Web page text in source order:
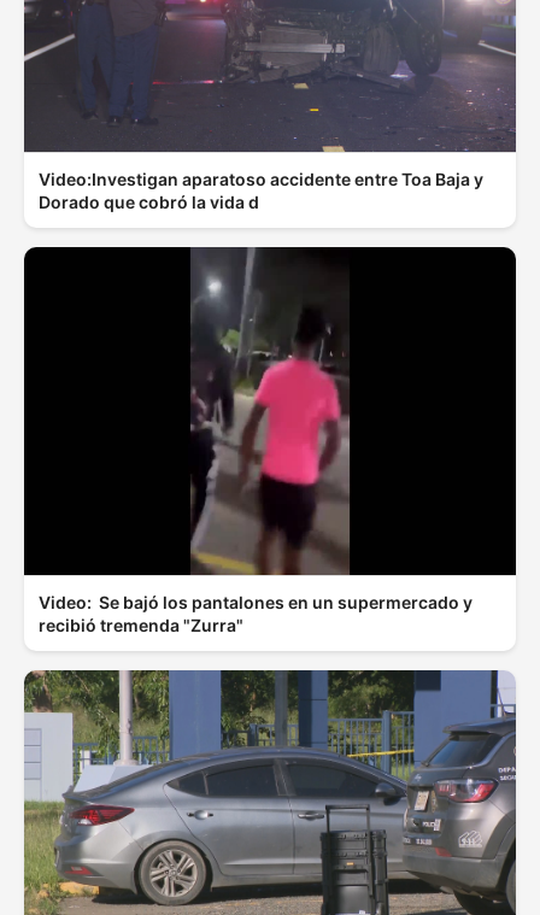
Video:Investigan aparatoso accidente entre Toa Baja y
Dorado que cobró la vida d
Video: Se bajó los pantalones en un supermercado y
recibió tremenda "Zurra"